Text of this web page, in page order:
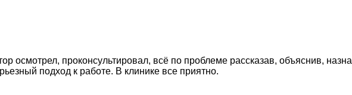
осмотрел, проконсультировал, всё по проблеме рассказав, объяснив,
подход к работе. В клинике все приятно.